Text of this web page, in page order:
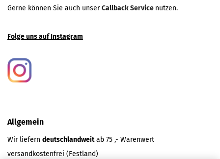
Gerne können Sie auch unserCallback Service nutzen.
Folge uns auf Instagram
Allgemein
Wir liefern deutschlandweitab 75 ,- Warenwert
versandkostenfrei (Festland)